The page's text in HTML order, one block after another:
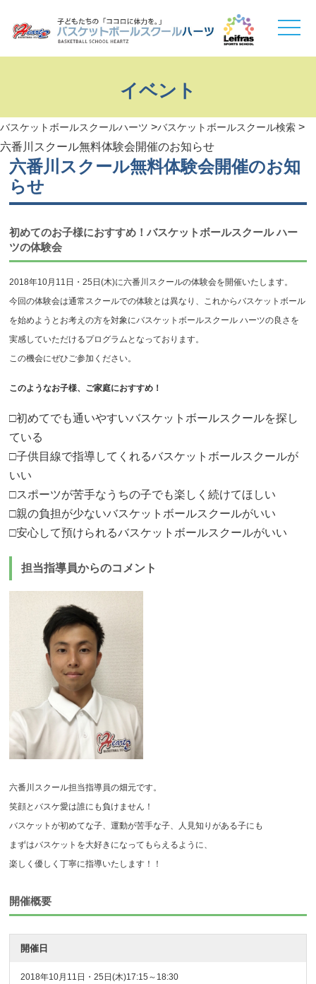
toggle
イベント
バスケットボールスクールハーツ >バスケットボールスクール検索 >
六番川スクール無料体験会開催のお知らせ
六番川スクール無料体験会開催のお知
らせ
初めてのお子様におすすめ！バスケットボールスクール ハー
ツの体験会
2018年10月11日・25日(木)に六番川スクールの体験会を開催いたします。
今回の体験会は通常スクールでの体験とは異なり、これからバスケットボール
を始めようとお考えの方を対象にバスケットボールスクール ハーツの良さを
実感していただけるプログラムとなっております。
この機会にぜひご参加ください。
このようなお子様、ご家庭におすすめ！
□初めてでも通いやすいバスケットボールスクールを探し
ている
□子供目線で指導してくれるバスケットボールスクールが
いい
□スポーツが苦手なうちの子でも楽しく続けてほしい
□親の負担が少ないバスケットボールスクールがいい
□安心して預けられるバスケットボールスクールがいい
担当指導員からのコメント
六番川スクール担当指導員の畑元です。
笑顔とバスケ愛は誰にも負けません！
バスケットが初めてな子、運動が苦手な子、人見知りがある子にも
まずはバスケットを大好きになってもらえるように、
楽しく優しく丁寧に指導いたします！！
開催概要
開催日
2018年10月11日・25日(木)17:15～18:30